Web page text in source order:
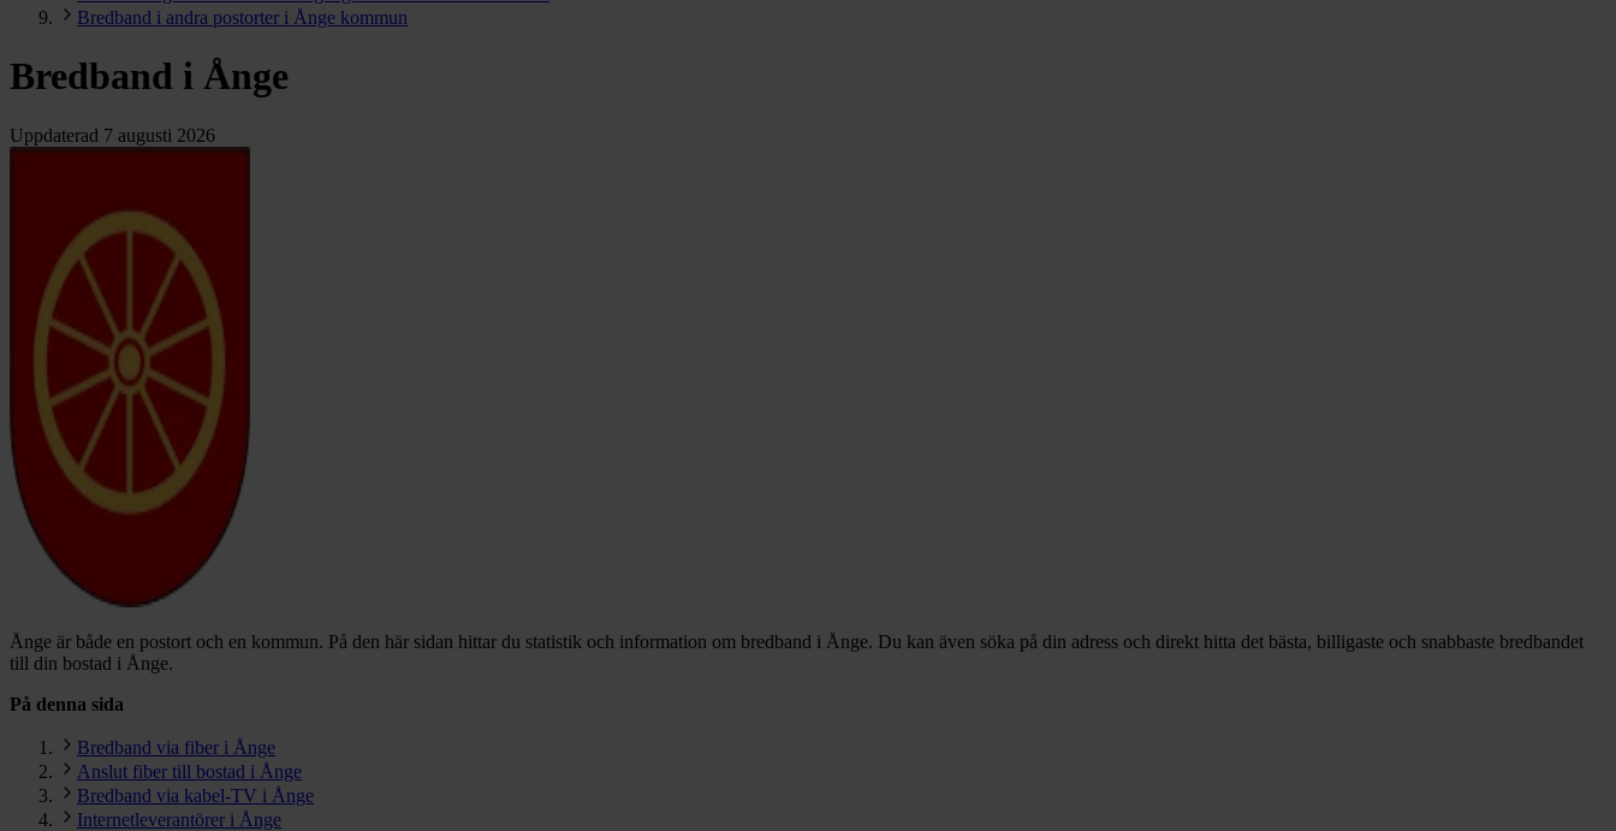
Bredband i andra postorter i Ånge kommun
Bredband i Ånge
Uppdaterad 7 augusti 2026
Ånge är både en postort och en kommun. På den här sidan hittar du statistik och information om bredband i Ånge. Du kan även söka på din adress och direkt hitta det bästa, billigaste och snabbaste bredbandet
till din bostad i Ånge.
På denna sida
Bredband via fiber i Ånge
Anslut fiber till bostad i Ånge
Bredband via kabel-TV i Ånge
Internetleverantörer i Ånge